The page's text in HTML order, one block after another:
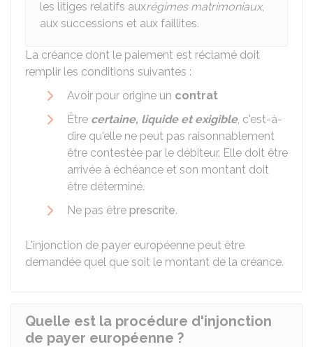
les litiges relatifs auxrégimes matrimoniaux,
aux successions et aux faillites.
La créance dont le paiement est réclamé doit
remplir les conditions suivantes :
Avoir pour origine un contrat
Être certaine, liquide et exigible, c'est-à-
dire qu'elle ne peut pas raisonnablement
être contestée par le débiteur. Elle doit être
arrivée à échéance et son montant doit
être déterminé.
Ne pas être prescrite.
L'injonction de payer européenne peut être
demandée quel que soit le montant de la créance.
Quelle est la procédure d'injonction
de payer européenne ?